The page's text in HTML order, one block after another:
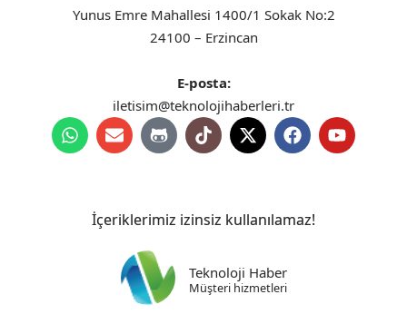
Yunus Emre Mahallesi 1400/1 Sokak No:2
24100 – Erzincan
E-posta:
iletisim@teknolojihaberleri.tr
İçeriklerimiz izinsiz kullanılamaz!
Teknoloji Haber
Müşteri hizmetleri